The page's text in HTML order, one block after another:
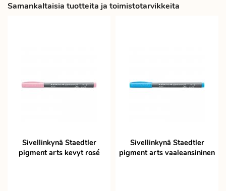
Samankaltaisia tuotteita ja toimistotarvikkeita
Sivellinkynä Staedtler
pigment arts kevyt rosé
Sivellinkynä Staedtler
pigment arts vaaleansininen